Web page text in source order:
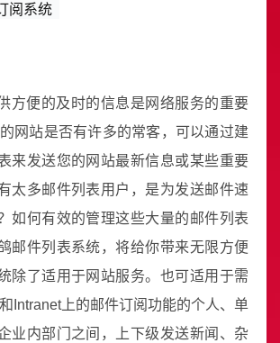
阅系统
方便的及时的信息是网络服务的重要
网站是否有许多的常客，可以通过建
来发送您的网站最新信息或某些重要
太多邮件列表用户，是为发送邮件速
如何有效的管理这些大量的邮件列表
邮件列表系统，将给你带来无限方便
除了适用于网站服务。也可适用于需
Intranet上的邮件订阅功能的个人、单
业内部门之间，上下级发送新闻、杂